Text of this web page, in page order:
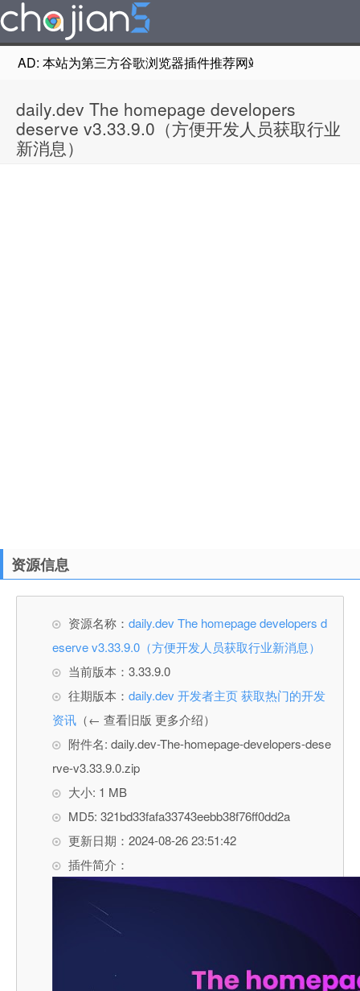
AD: 本站为第三方谷歌浏览器插件推荐网站，非Google
daily.dev The homepage developers
deserve v3.33.9.0（方便开发人员获取行业
新消息）
资源信息
资源名称： daily.dev The homepage developers d
eserve v3.33.9.0（方便开发人员获取行业新消息）
当前版本：3.33.9.0
往期版本： daily.dev 开发者主页 获取热门的开发
资讯 （← 查看旧版 更多介绍）
附件名: daily.dev-The-homepage-developers-dese
rve-v3.33.9.0.zip
大小: 1 MB
MD5: 321bd33fafa33743eebb38f76ff0dd2a
更新日期：2024-08-26 23:51:42
插件简介：